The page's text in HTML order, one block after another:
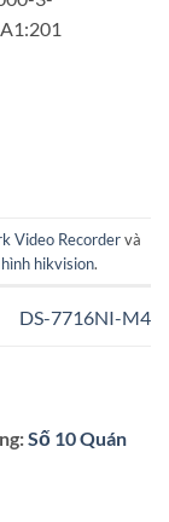
Video Recordervà
hikvision.
DS-7716NI-M4
Số 10 Quán